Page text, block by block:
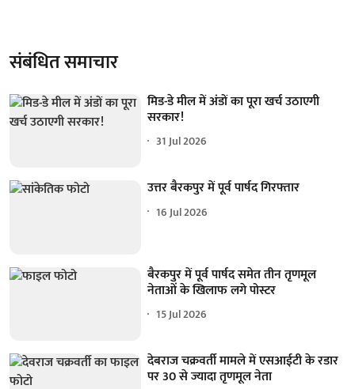
संबंधित समाचार
मिड-डे मील में अंडों का पूरा खर्च उठाएगी
सरकार!
31 Jul 2026
उत्तर बैरकपुर में पूर्व पार्षद गिरफ्तार
16 Jul 2026
बैरकपुर में पूर्व पार्षद समेत तीन तृणमूल
नेताओं के खिलाफ लगे पोस्टर
15 Jul 2026
देबराज चक्रवर्ती मामले में एसआईटी के रडार
पर 30 से ज्यादा तृणमूल नेता